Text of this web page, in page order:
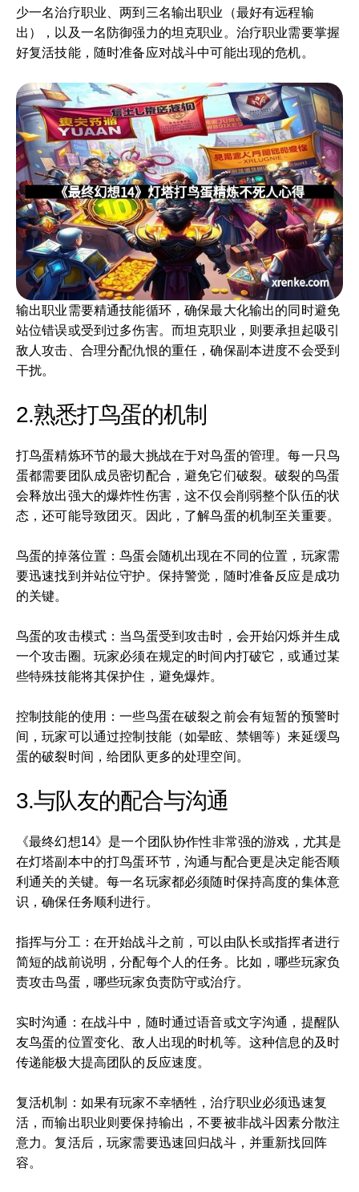
少一名治疗职业、两到三名输出职业（最好有远程输
出），以及一名防御强力的坦克职业。治疗职业需要掌握
好复活技能，随时准备应对战斗中可能出现的危机。
输出职业需要精通技能循环，确保最大化输出的同时避免
站位错误或受到过多伤害。而坦克职业，则要承担起吸引
敌人攻击、合理分配仇恨的重任，确保副本进度不会受到
干扰。
2.熟悉打鸟蛋的机制
打鸟蛋精炼环节的最大挑战在于对鸟蛋的管理。每一只鸟
蛋都需要团队成员密切配合，避免它们破裂。破裂的鸟蛋
会释放出强大的爆炸性伤害，这不仅会削弱整个队伍的状
态，还可能导致团灭。因此，了解鸟蛋的机制至关重要。
鸟蛋的掉落位置：鸟蛋会随机出现在不同的位置，玩家需
要迅速找到并站位守护。保持警觉，随时准备反应是成功
的关键。
鸟蛋的攻击模式：当鸟蛋受到攻击时，会开始闪烁并生成
一个攻击圈。玩家必须在规定的时间内打破它，或通过某
些特殊技能将其保护住，避免爆炸。
控制技能的使用：一些鸟蛋在破裂之前会有短暂的预警时
间，玩家可以通过控制技能（如晕眩、禁锢等）来延缓鸟
蛋的破裂时间，给团队更多的处理空间。
3.与队友的配合与沟通
《最终幻想14》是一个团队协作性非常强的游戏，尤其是
在灯塔副本中的打鸟蛋环节，沟通与配合更是决定能否顺
利通关的关键。每一名玩家都必须随时保持高度的集体意
识，确保任务顺利进行。
指挥与分工：在开始战斗之前，可以由队长或指挥者进行
简短的战前说明，分配每个人的任务。比如，哪些玩家负
责攻击鸟蛋，哪些玩家负责防守或治疗。
实时沟通：在战斗中，随时通过语音或文字沟通，提醒队
友鸟蛋的位置变化、敌人出现的时机等。这种信息的及时
传递能极大提高团队的反应速度。
复活机制：如果有玩家不幸牺牲，治疗职业必须迅速复
活，而输出职业则要保持输出，不要被非战斗因素分散注
意力。复活后，玩家需要迅速回归战斗，并重新找回阵
容。